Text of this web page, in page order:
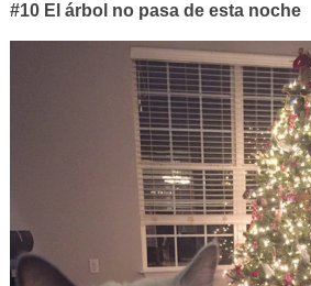
#10 El árbol no pasa de esta noche